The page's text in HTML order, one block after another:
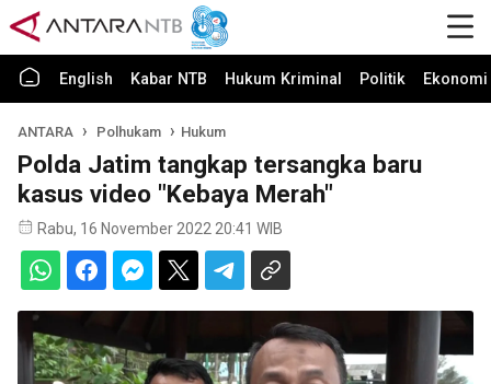
English Kabar NTB Hukum Kriminal Politik
ANTARA Polhukam Hukum
Polda Jatim tangkap tersangka baru
kasus video "Kebaya Merah"
Rabu, 16 November 2022 20:41 WIB